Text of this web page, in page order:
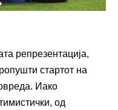
репрезентација,
стартот на
Иако
од